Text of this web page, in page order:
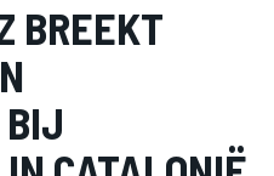
BREEKT
BIJ